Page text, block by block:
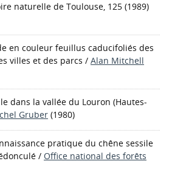
naturelle de Toulouse, 125 (1989)
en couleur feuillus caducifoliés des
villes et des parcs / Alan Mitchell
dans la vallée du Louron (Hautes-
Gruber (1980)
pratique du chêne sessile
/ Office national des forêts